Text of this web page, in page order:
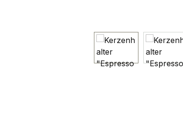
Bildergalerie überspringen